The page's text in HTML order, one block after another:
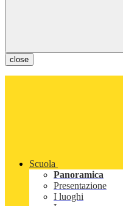
close
Scuola
Panoramica
Presentazione
I luoghi